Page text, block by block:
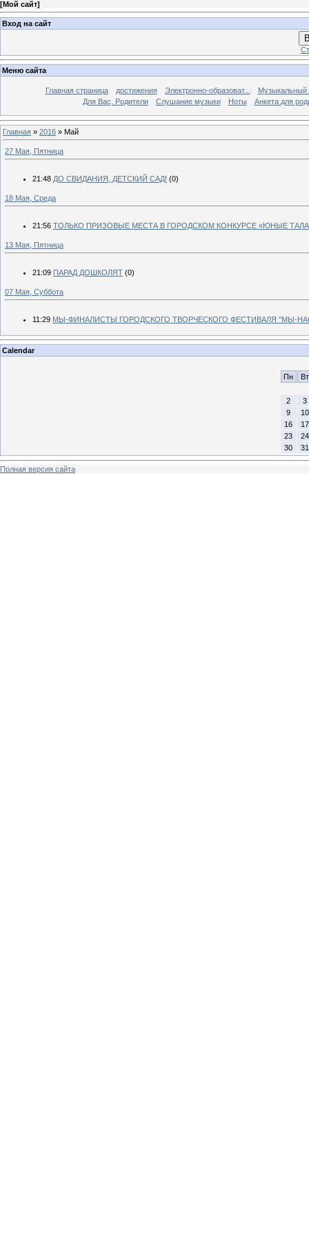
[Мой сайт]
Вход на сайт
Меню сайта
Главная страница достижения Электронно-образоват...
Музыкальный
Для Вас, Родители
Слушание музыки Ноты Анкета для
Главная » 2016 » Май
27 Мая, Пятница
21:48 ДО СВИДАНИЯ, ДЕТСКИЙ САД! (0)
18 Мая, Среда
21:56 ТОЛЬКО ПРИЗОВЫЕ МЕСТА В ГОРОДСКОМ КОНКУРСЕ «ЮНЫЕ
13 Мая, Пятница
21:09 ПАРАД ДОШКОЛЯТ (0)
07 Мая, Суббота
11:29 МЫ-ФИНАЛИСТЫ ГОРОДСКОГО ТВОРЧЕСКОГО ФЕСТИВАЛЯ "МЫ-
Calendar
Пн Вт
2
3
9
10
16
17
23
24
30
31
Полная версия сайта